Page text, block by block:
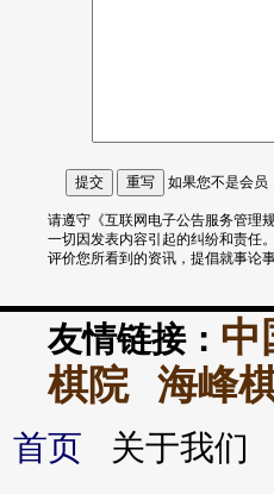
如果您不是会员
请遵守《互联网电子公告服务管理
一切因发表内容引起的纠纷和责任
评价您所看到的资讯，提倡就事论
友情链接： 中
棋院
海峰
首页 关于我